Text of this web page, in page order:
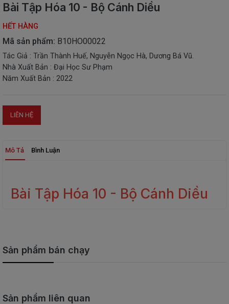
SINH
QUÀ
TẶNG
ĐỒ
CHƠI
-
STEM
Bài Tập Hóa 10 - Bộ Cánh Diều
HẾT HÀNG
Mã sản phẩm: B10HO00022
Tác Giả : Trần Thành Huế, Nguyễn Ngọc Hà, Dương Bá Vũ.
Nhà Xuất Bản : Đại Học Sư Phạm
Năm Xuất Bản : 2022
LIÊN HỆ
Mô Tả Bình Luận
Bài Tập Hóa 10 - Bộ Cánh Diều
Sản phẩm bán chạy
Sản phẩm liên quan